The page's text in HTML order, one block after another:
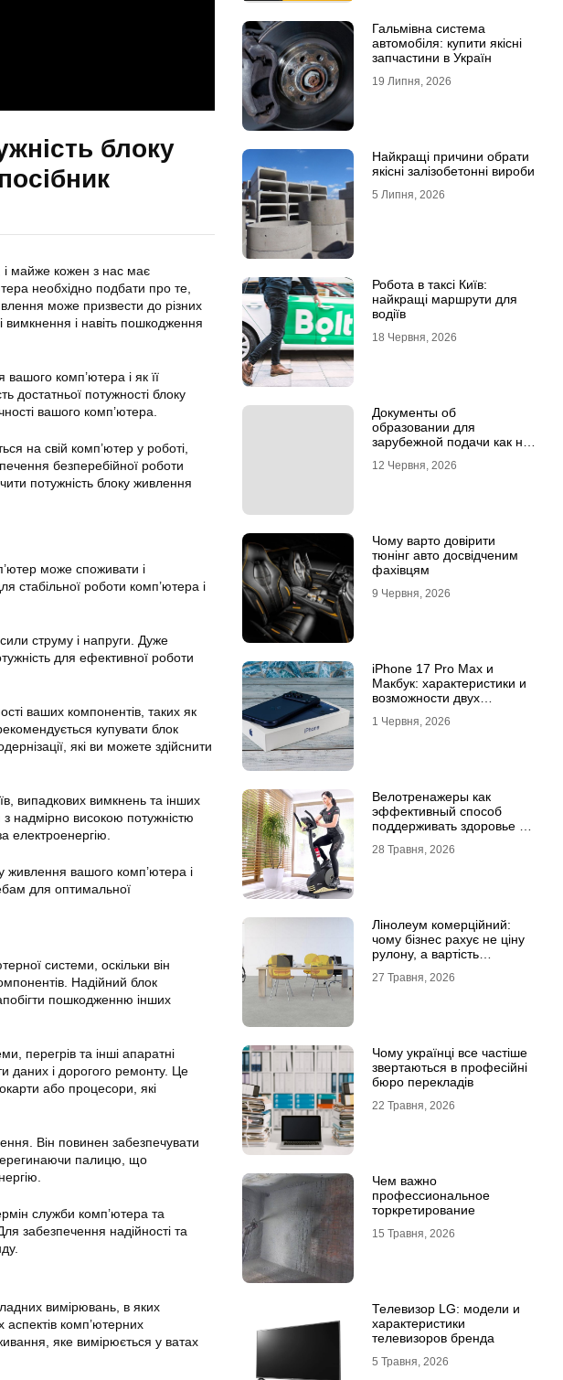
блоку
і майже кожен з нас має
необхідно подбати про те,
може призвести до різних
вимкнення і навіть пошкодження
вашого комп’ютера і як її
достатньої потужності блоку
вашого комп’ютера.
на свій комп’ютер у роботі,
безперебійної роботи
потужність блоку живлення
може споживати і
стабільної роботи комп’ютера і
струму і напруги. Дуже
для ефективної роботи
ваших компонентів, таких як
купувати блок
які ви можете здійснити
випадкових вимкнень та інших
надмірно високою потужністю
електроенергію.
живлення вашого комп’ютера і
для оптимальної
системи, оскільки він
Надійний блок
пошкодженню інших
перегрів та інші апаратні
даних і дорогого ремонту. Це
або процесори, які
Він повинен забезпечувати
палицю, що
служби комп’ютера та
забезпечення надійності та
вимірювань, в яких
комп’ютерних
яке вимірюється у ватах
Гальмівна система
автомобіля: купити якісні
запчастини в Україн
19 Липня, 2026
Найкращі причини обрати
якісні залізобетонні вироби
5 Липня, 2026
Робота в таксі Київ:
найкращі маршрути для
водіїв
18 Червня, 2026
Документы об
образовании для
зарубежной подачи как не
апостиле
12 Червня, 2026
Чому варто довірити
тюнінг авто досвідченим
фахівцям
9 Червня, 2026
iPhone 17 Pro Max и
Макбук: характеристики и
возможности двух
1 Червня, 2026
Велотренажеры как
эффективный способ
поддерживать здоровье и
28 Травня, 2026
Лінолеум комерційний:
чому бізнес рахує не ціну
рулону, а вартість
27 Травня, 2026
Чому українці все частіше
звертаються в професійні
бюро перекладів
22 Травня, 2026
Чем важно
профессиональное
торкретирование
15 Травня, 2026
Телевизор LG: модели и
характеристики
телевизоров бренда
5 Травня, 2026